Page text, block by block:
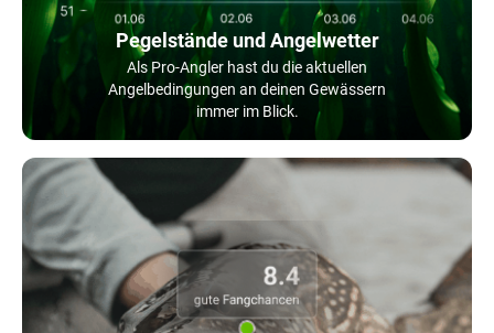
Pegelstände und Angelwetter
Als Pro-Angler hast du die aktuellen
Angelbedingungen an deinen Gewässern
immer im Blick.